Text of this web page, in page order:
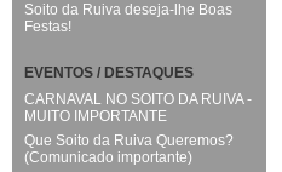
Soito da Ruiva deseja-lhe Boas
Festas!
EVENTOS / DESTAQUES
CARNAVAL NO SOITO DA RUIVA -
MUITO IMPORTANTE
Que Soito da Ruiva Queremos?
(Comunicado importante)